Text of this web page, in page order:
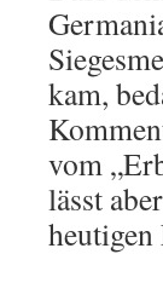
kam,
vom
lässt
heutigen